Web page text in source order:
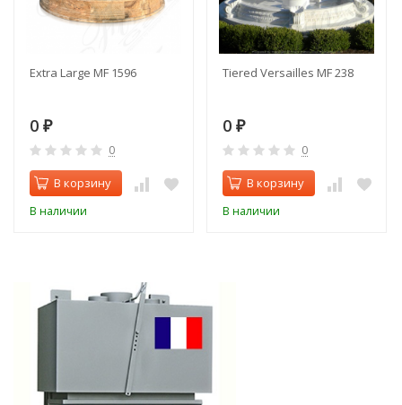
Extra Large MF 1596
0 ₽
0
В корзину
В наличии
Tiered Versailles MF 238
0 ₽
0
В корзину
В наличии